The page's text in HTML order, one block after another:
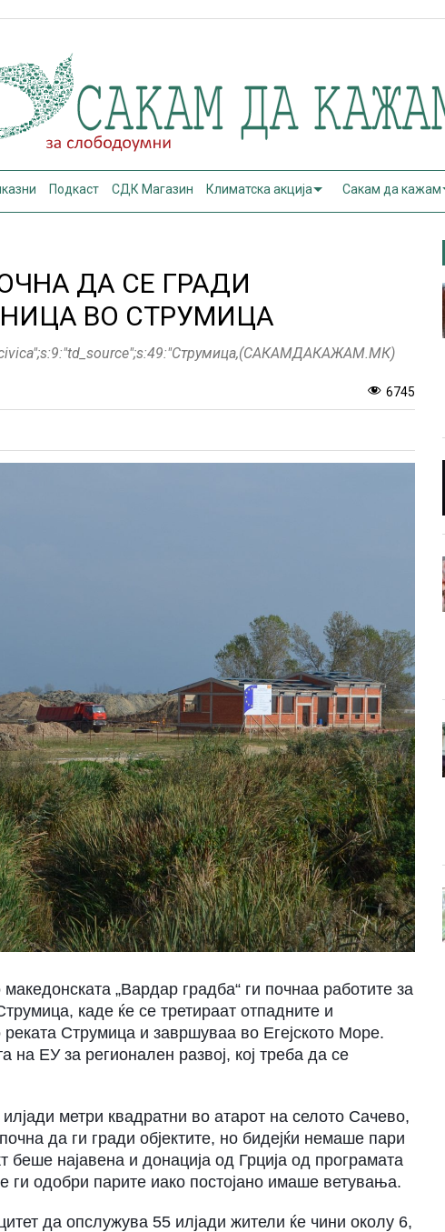
Подкаст СДК Магазин Климатска акција Сакам да кажам
ДА СЕ ГРАДИ
ВО СТРУМИЦА
6745
„Вардар градба“ ги почнаа работите за
каде ќе се третираат отпадните и
Струмица и завршуваа во Егејското Море.
ЕУ за регионален развој, кој треба да се
метри квадратни во атарот на селото Сачево,
да ги гради објектите, но бидејќи немаше пари
беше најавена и донација од Грција од програмата
ги одобри парите иако постојано имаше ветувања.
да опслужува 55 илјади жители ќе чини околу 6,